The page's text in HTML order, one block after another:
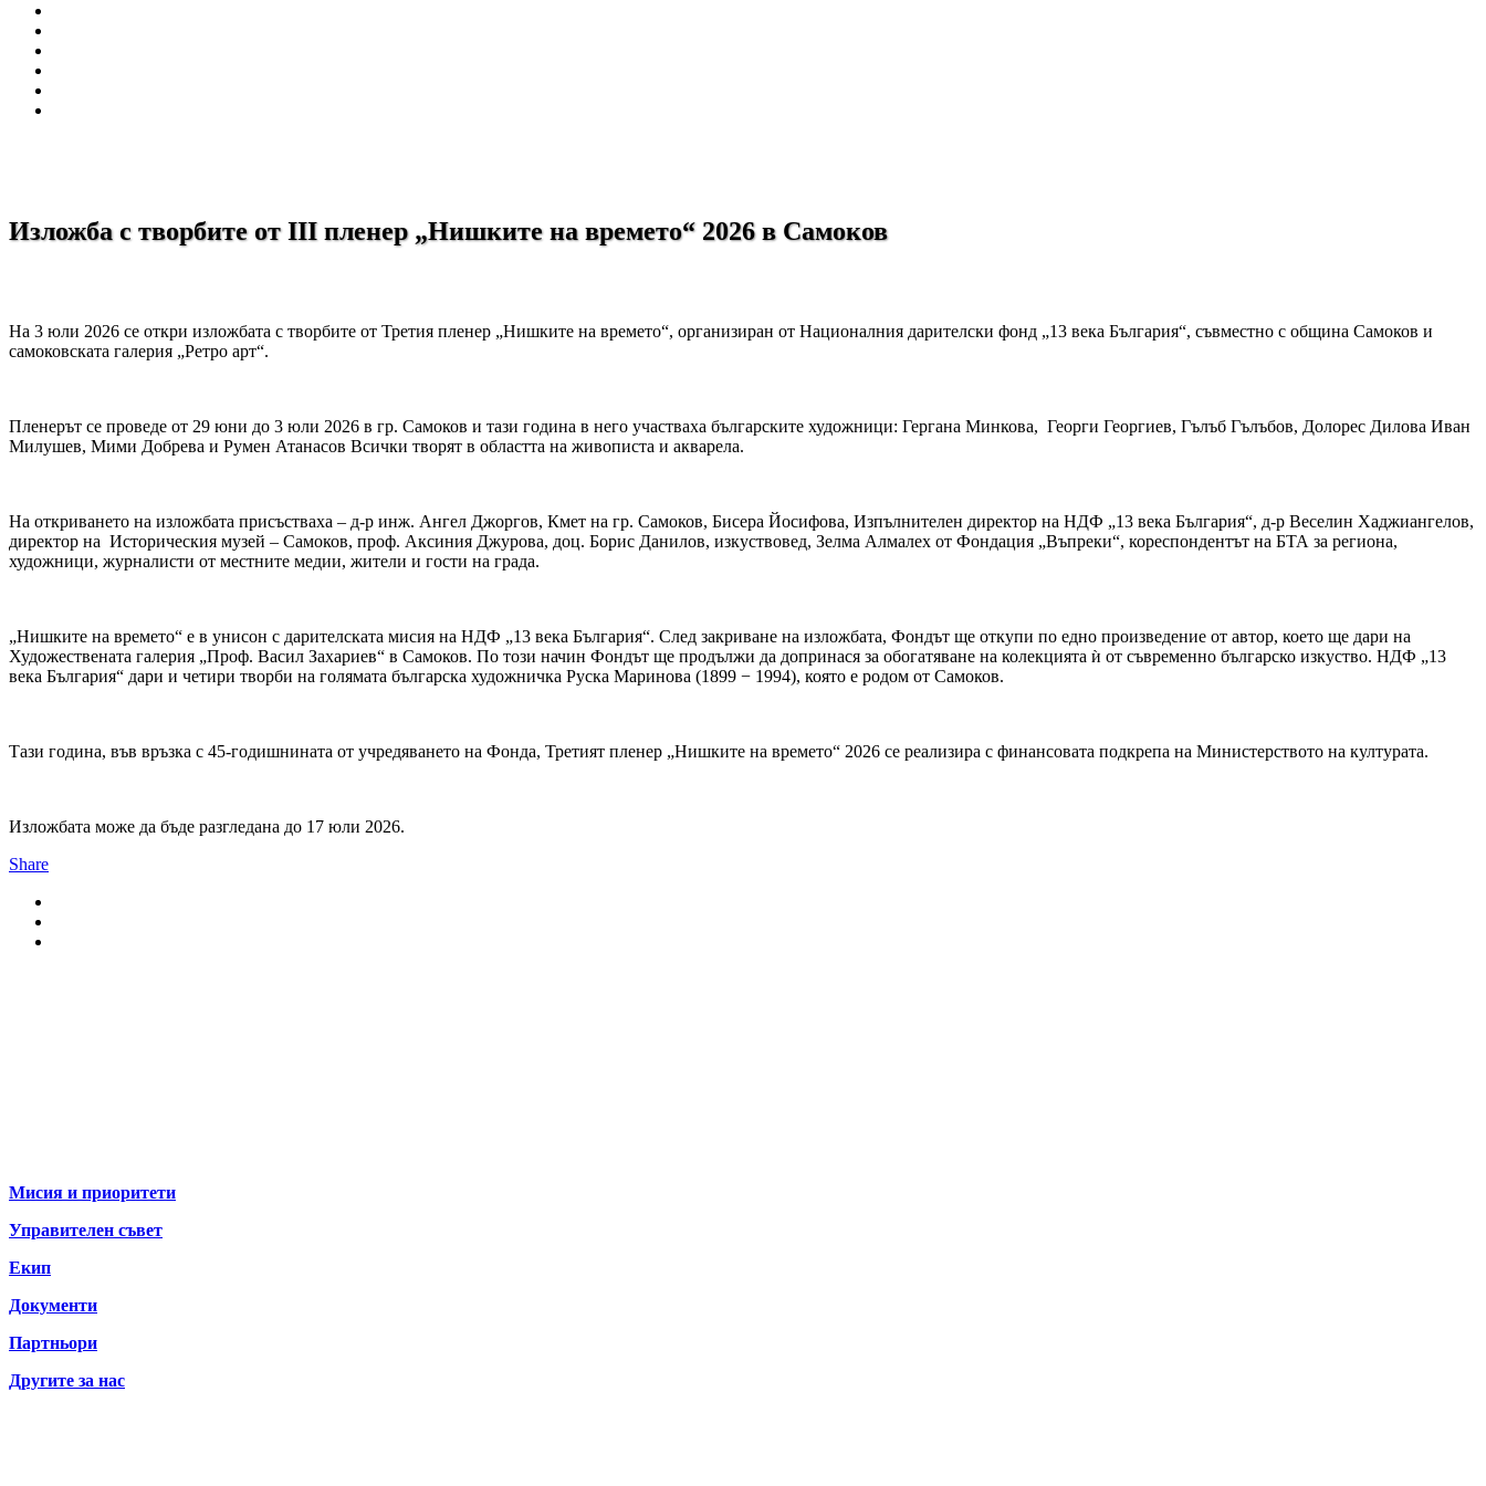
Изложба с творбите от III пленер „Нишките на времето“ 2026 в Самоков
На 3 юли 2026 се откри изложбата с творбите от Третия пленер „Нишките на времето“, организиран от Националния дарителски фонд „13 века България“, съвместно с община Самоков и
самоковската галерия „Ретро арт“.
Пленерът се проведе от 29 юни до 3 юли 2026 в гр. Самоков и тази година в него участваха българските художници: Гергана Минкова, Георги Георгиев, Гълъб Гълъбов, Долорес Дилова Иван
Милушев, Мими Добрева и Румен Атанасов Всички творят в областта на живописта и акварела.
На откриването на изложбата присъстваха – д-р инж. Ангел Джоргов, Кмет на гр. Самоков, Бисера Йосифова, Изпълнителен директор на НДФ „13 века България“, д-р Веселин Хаджиангелов,
директор на Историческия музей – Самоков, проф. Аксиния Джурова, доц. Борис Данилов, изкуствовед, Зелма Алмалех от Фондация „Въпреки“, кореспондентът на БТА за региона,
художници, журналисти от местните медии, жители и гости на града.
„Нишките на времето“ е в унисон с дарителската мисия на НДФ „13 века България“. След закриване на изложбата, Фондът ще откупи по едно произведение от автор, което ще дари на
Художествената галерия „Проф. Васил Захариев“ в Самоков. По този начин Фондът ще продължи да допринася за обогатяване на колекцията ѝ от съвременно българско изкуство. НДФ „13
века България“ дари и четири творби на голямата българска художничка Руска Маринова (1899 − 1994), която е родом от Самоков.
Тази година, във връзка с 45-годишнината от учредяването на Фонда, Третият пленер „Нишките на времето“ 2026 се реализира с финансовата подкрепа на Министерството на културата.
Изложбата може да бъде разгледана до 17 юли 2026.
Share
Мисия и приоритети
Управителен съвет
Екип
Документи
Партньори
Другите за нас